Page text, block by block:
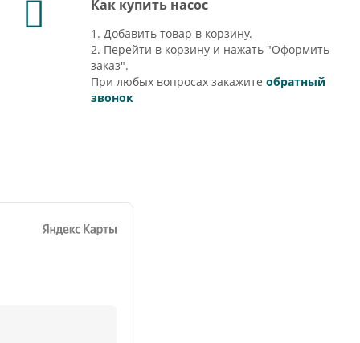
Как купить насос
1. Добавить товар в корзину.
2. Перейти в корзину и нажать "Оформить
заказ".
При любых вопросах закажитеобратный
звонок